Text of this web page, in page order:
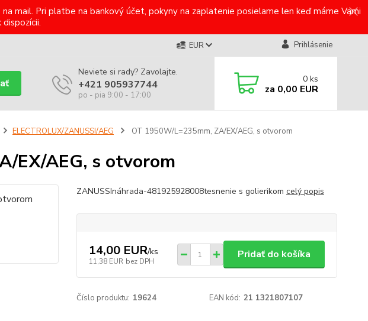
mail. Pri platbe na bankový účet, pokyny na zaplatenie posielame len keď máme Vami
EUR Prihlásenie
Neviete si rady? Zavolajte.
+421 905937744
po - pia 9:00 - 17:00
0 ks
za 0,00 EUR
ELECTROLUX/ZANUSSI/AEG OT 1950W/L=235mm, ZA/EX/AEG, s otvorom
EX/AEG, s otvorom
ZANUSSInáhrada-481925928008tesnenie s golierikom celý popis
14,00 EUR/ks
11,38 EUR bez DPH
Pridať do košíka
Číslo produktu: 19624 EAN kód: 21 1321807107